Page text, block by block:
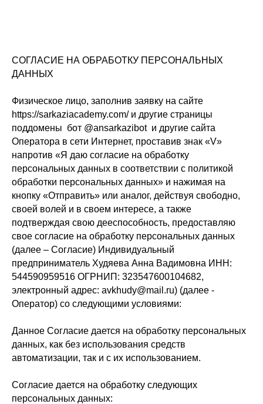
СОГЛАСИЕ НА ОБРАБОТКУ ПЕРСОНАЛЬНЫХ
ДАННЫХ
Физическое лицо, заполнив заявку на сайте
https://sarkaziacademy.com/ и другие страницы
поддомены бот @ansarkazibot и другие сайта
Оператора в сети Интернет, проставив знак «V»
напротив «Я даю согласие на обработку
персональных данных в соответствии с политикой
обработки персональных данных» и нажимая на
кнопку «Отправить» или аналог, действуя свободно,
своей волей и в своем интересе, а также
подтверждая свою дееспособность, предоставляю
свое согласие на обработку персональных данных
(далее – Согласие) Индивидуальный
предприниматель Худяева Анна Вадимовна ИНН:
544590959516 ОГРНИП: 323547600104682,
электронный адрес: avkhudy@mail.ru) (далее -
Оператор) со следующими условиями:
Данное Согласие дается на обработку персональных
данных, как без использования средств
автоматизации, так и с их использованием.
Согласие дается на обработку следующих
персональных данных: